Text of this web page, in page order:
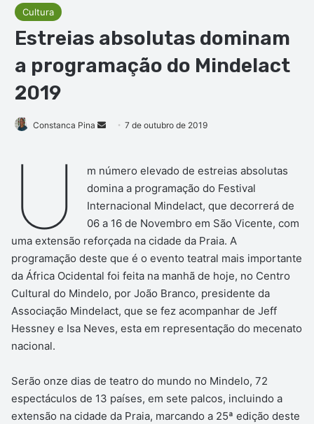
Cultura
Estreias absolutas dominam
a programação do Mindelact
2019
Constanca Pina
Mande
mail
7 de outubro de 2019
U
m número elevado de estreias absolutas
domina a programação do Festival
Internacional Mindelact, que decorrerá de
06 a 16 de Novembro em São Vicente, com
uma extensão reforçada na cidade da Praia. A
programação deste que é o evento teatral mais importante
da África Ocidental foi feita na manhã de hoje, no Centro
Cultural do Mindelo, por João Branco, presidente da
Associação Mindelact, que se fez acompanhar de Jeff
Hessney e Isa Neves, esta em representação do mecenato
nacional.
Serão onze dias de teatro do mundo no Mindelo, 72
espectáculos de 13 países, em sete palcos, incluindo a
extensão na cidade da Praia, marcando a 25ª edição deste